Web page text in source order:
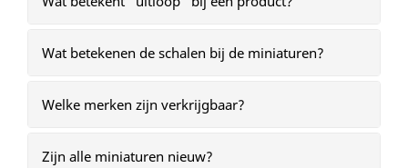
Wat betekenen de schalen bij de miniaturen?
Welke merken zijn verkrijgbaar?
Zijn alle miniaturen nieuw?